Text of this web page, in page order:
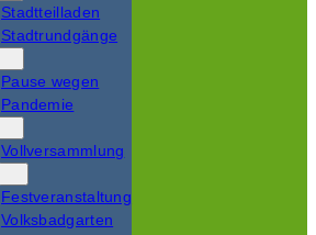
Stadtteilladen
Stadtrundgänge
Pause wegen
Pandemie
Vollversammlung
Festveranstaltung
Volksbadgarten